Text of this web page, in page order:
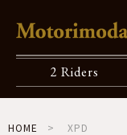
2 Riders
HOME XPD